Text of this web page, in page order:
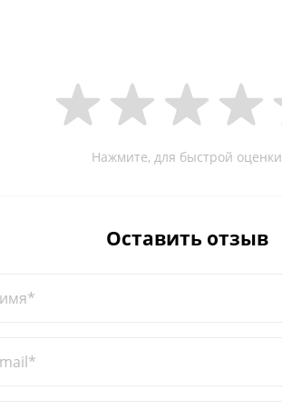
Нажмите, для быстрой оценки
Оставить отзыв